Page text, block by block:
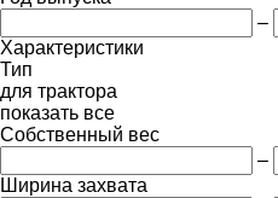
–
Характеристики
Тип
для трактора
показать все
Собственный вес
–
Ширина захвата